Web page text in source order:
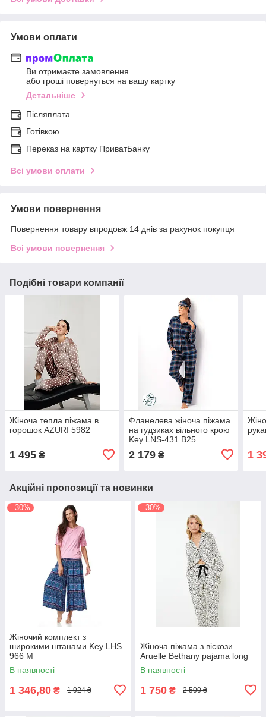
Умови оплати
Ви отримаєте замовлення
або гроші повернуться на вашу картку
Детальніше
Післяплата
Готівкою
Переказ на картку ПриватБанку
Всі умови оплати
Умови повернення
Повернення товару впродовж 14 днів за рахунок покупця
Всі умови повернення
Подібні товари компанії
Жіноча тепла піжама в
горошок AZURI 5982
1 495 ₴
Фланелева жіноча піжама
на гудзиках вільного крою
Key LNS-431 B25
2 179₴ 1
Акційні пропозиції та новинки
–30%
Жіночий комплект з
широкими штанами Key LHS
966 M
В наявності
1 346,80 ₴ 1 924 ₴
–30%
Жіноча піжама з віскози
Aruelle Bethany pajama long
В наявності
1 750 ₴ 2 500 ₴